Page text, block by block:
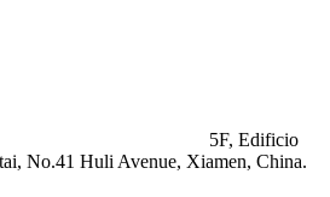
5F, Edificio
No.41 Huli Avenue, Xiamen, China.